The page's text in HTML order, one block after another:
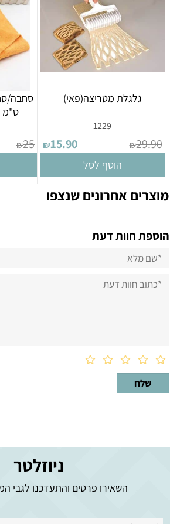
גלגלת מטריצה(פאי)
1229
₪29.90
₪15.90
הוסף לסל
ס"מ
₪25
מוצרים אחרונים שנצפו
הוספת חוות דעת
ניוזלטר
השאירו פרטים והתעדכנו לגבי